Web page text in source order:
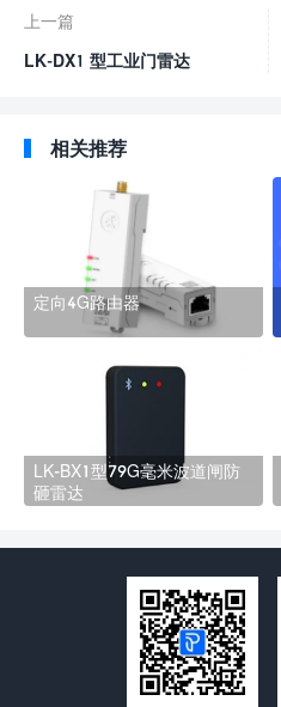
上一篇
LK-DX1 型工业门雷达
相关推荐
定向4G路由器
LK-BX1型79G毫米波道闸防
砸雷达